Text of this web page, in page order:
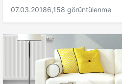
07.03.20186,158 görüntülenme